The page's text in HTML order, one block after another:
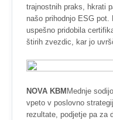
trajnostnih praks, hkrati
našo prihodnjo ESG
uspešno pridobila
štirih zvezdic, kar jo
NOVA KBM Mednje
vpeto v poslovno
rezultate, podjetje pa za